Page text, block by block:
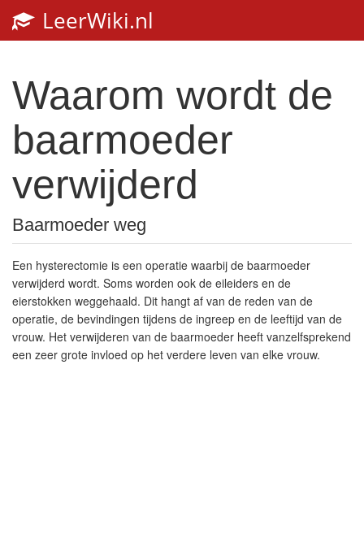
LeerWiki.nl
Waarom wordt de
baarmoeder
verwijderd
Baarmoeder weg
Een hysterectomie is een operatie waarbij de baarmoeder
verwijderd wordt. Soms worden ook de eileiders en de
eierstokken weggehaald. Dit hangt af van de reden van de
operatie, de bevindingen tijdens de ingreep en de leeftijd van de
vrouw. Het verwijderen van de baarmoeder heeft vanzelfsprekend
een zeer grote invloed op het verdere leven van elke vrouw.